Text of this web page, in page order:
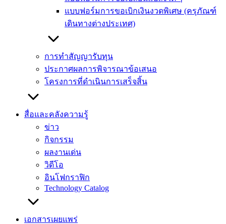
แบบฟอร์มการขอเบิกเงินงวดพิเศษ (ครุภัณฑ์
เดินทางต่างประเทศ)
การทำสัญญารับทุน
ประกาศผลการพิจารณาข้อเสนอ
โครงการที่ดำเนินการเสร็จสิ้น
สื่อและคลังความรู้
ข่าว
กิจกรรม
ผลงานเด่น
วิดีโอ
อินโฟกราฟิก
Technology Catalog
เอกสารเผยแพร่